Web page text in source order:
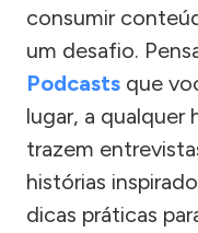
consumir
um desafio.
Podcasts que
lugar, a qualquer
trazem
histórias
dicas práticas